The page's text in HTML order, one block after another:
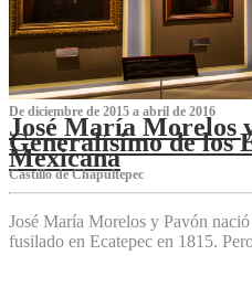
De diciembre de 2015 a abril de 2016
José María Morelos
Generalísimo de los
Mexicana
C‌astillo de Chapultepec
José María Morelos y Pavón
fusilado en Ecatepec en 1815.